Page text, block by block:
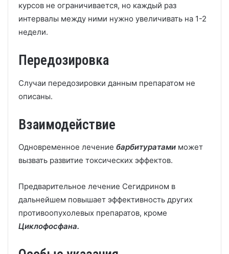
курсов не ограничивается, но каждый раз
интервалы между ними нужно увеличивать на 1-2
недели.
Передозировка
Случаи передозировки данным препаратом не
описаны.
Взаимодействие
Одновременное лечение барбитуратами может
вызвать развитие токсических эффектов.
Предварительное лечение Сегидрином в
дальнейшем повышает эффективность других
противоопухолевых препаратов, кроме
Циклофосфана.